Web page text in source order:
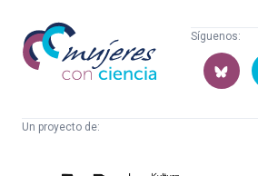
Mujeres
con
ciencia
Síguenos:
Un proyecto de: